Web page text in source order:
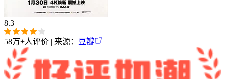
8.3
58万+人评价 | 来源： 豆瓣